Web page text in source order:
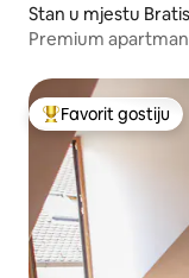
Stan u mjestu
Premium
Glavni favorit gostiju
Favorit gostiju